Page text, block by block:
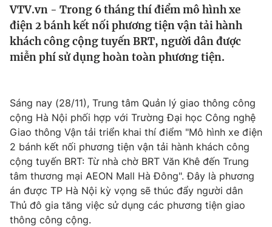
Y tế
Thế giới
Thế giới đó đây
Câu chuyện quốc tế
Tài chính
Thị trường
Góc doanh nghiệp
Dữ liệu và đời sống
Truyền hình
Phim VTV
Hậu trường
Giải trí
Điện ảnh
Giáo dục
VTV.vn - Trong 6 tháng thí điểm mô hình xe
điện 2 bánh kết nối phương tiện vận tải hành
khách công cộng tuyến BRT, người dân được
miễn phí sử dụng hoàn toàn phương tiện.
Sáng nay (28/11), Trung tâm Quản lý giao thông công
cộng Hà Nội phối hợp với Trường Đại học Công nghệ
Giao thông Vận tải triển khai thí điểm "Mô hình xe điện
2 bánh kết nối phương tiện vận tải hành khách công
cộng tuyến BRT: Từ nhà chờ BRT Văn Khê đến Trung
tâm thương mại AEON Mall Hà Đông". Đây là phương
án được TP Hà Nội kỳ vọng sẽ thúc đẩy người dân
Thủ đô gia tăng việc sử dụng các phương tiện giao
thông công cộng.